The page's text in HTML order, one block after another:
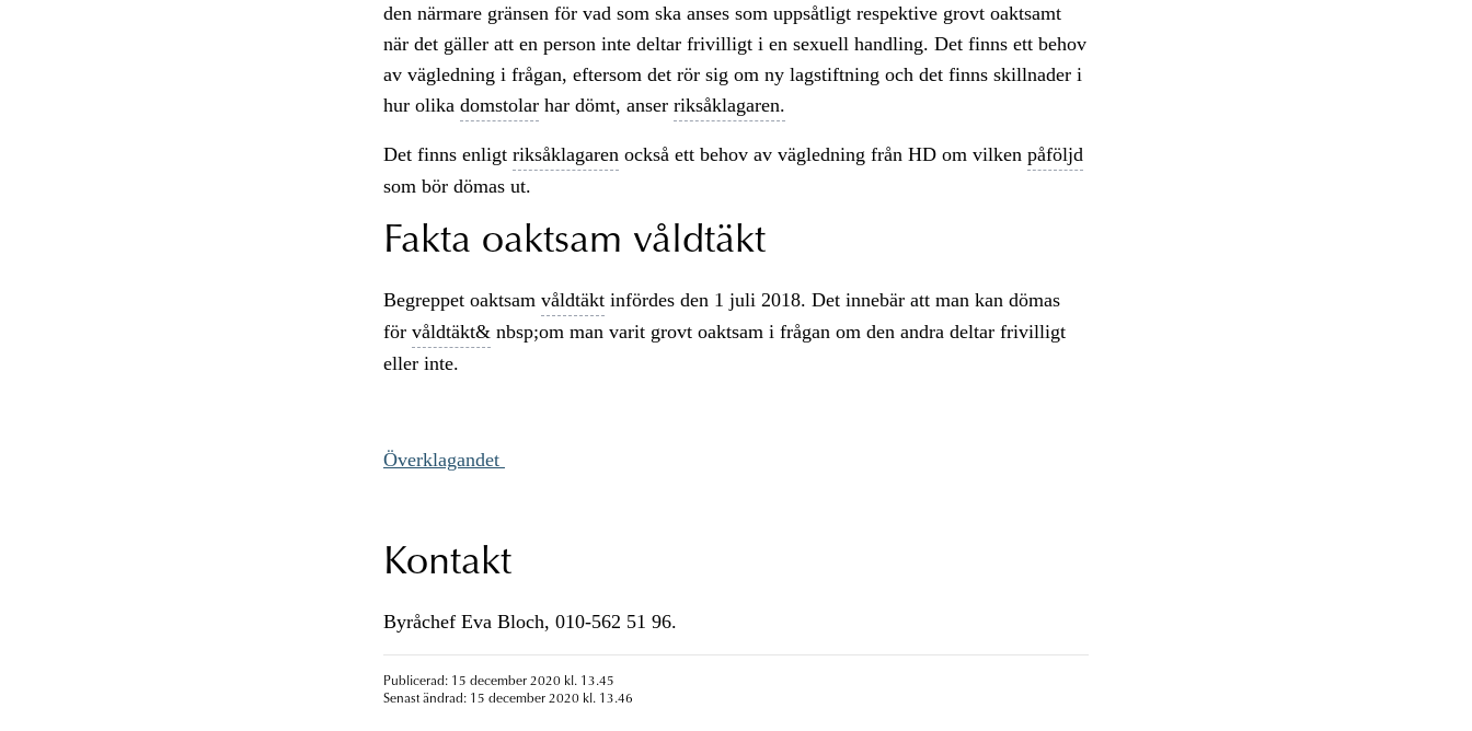
den närmare gränsen för vad som ska anses som uppsåtligt respektive grovt oaktsamt
när det gäller att en person inte deltar frivilligt i en sexuell handling. Det finns ett behov
av vägledning i frågan, eftersom det rör sig om ny lagstiftning och det finns skillnader i
hur olika domstolarhar dömt, anser riksåklagaren.
Det finns enligt riksåklagaren också ett behov av vägledning från HD om vilken påföljd
som bör dömas ut.
Fakta oaktsam våldtäkt
Begreppet oaktsam våldtäktinfördes den 1 juli 2018. Det innebär att man kan dömas
för våldtäkt& nbsp;om man varit grovt oaktsam i frågan om den andra deltar frivilligt
eller inte.
Överklagandet
Kontakt
Byråchef Eva Bloch, 010-562 51 96.
Publicerad: 15 december 2020 kl. 13.45
Senast ändrad: 15 december 2020 kl. 13.46